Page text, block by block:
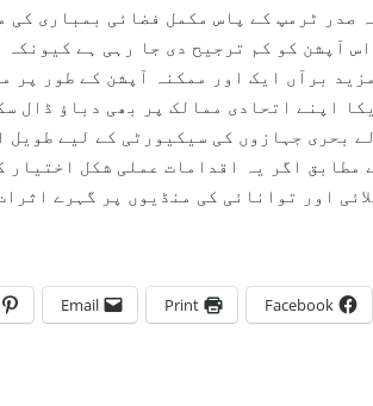
صدر ٹرمپ کے پاس مکمل فضائی بمباری
آپشن کو کم ترجیح دی جا رہی ہے
برآں ایک اور ممکنہ آپشن کے طور پر
اپنے اتحادی ممالک پر بھی دباؤ ڈال
بحری جہازوں کی سیکیورٹی کے لیے
مطابق اگر یہ اقدامات عملی شکل اختیار
اور توانائی کی منڈیوں پر گہرے
Facebook
Print
Email